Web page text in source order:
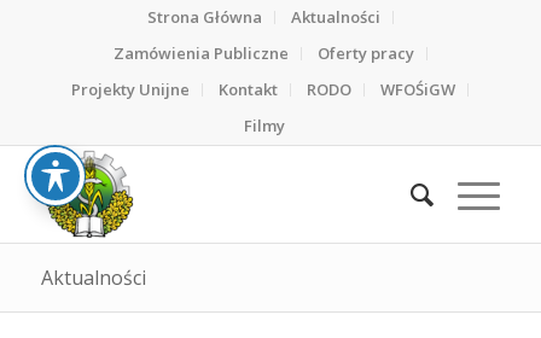
Strona Główna
Aktualności
Zamówienia Publiczne
Oferty pracy
Projekty Unijne
Kontakt RODO
WFOŚiGW
Filmy
Aktualności